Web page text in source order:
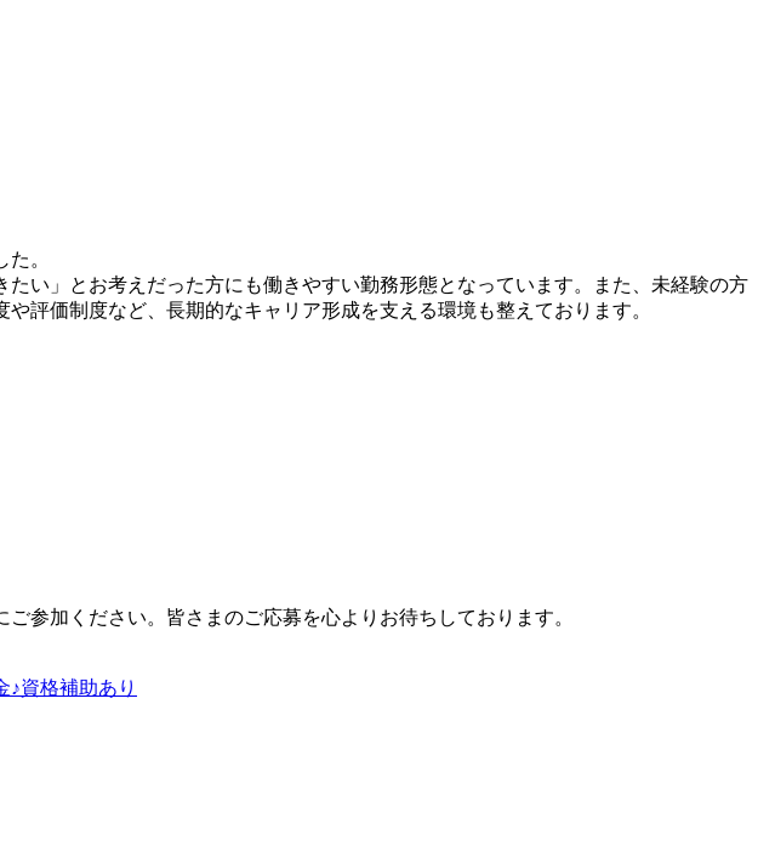
。
い」とお考えだった方にも働きやすい勤務形態となっています。また、未経験の方
評価制度など、長期的なキャリア形成を支える環境も整えております。
参加ください。皆さまのご応募を心よりお待ちしております。
♪資格補助あり